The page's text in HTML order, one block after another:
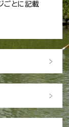
ごとに記載